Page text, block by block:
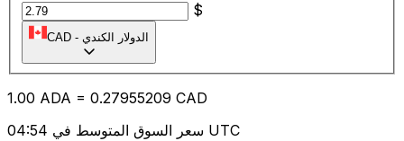
$
CAD - الدولار الكندي
1.00 ADA = 0.27955209 CAD
سعر السوق المتوسط في 04:54 UTC